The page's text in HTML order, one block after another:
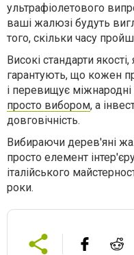
ультрафіолетового
ваші жалюзі будуть
того, скільки часу
Високі стандарти
гарантують, що кожен
і перевищує міжнародні
просто вибором, а
довговічність.
Вибираючи дерев'яні
просто елемент
італійського
роки.